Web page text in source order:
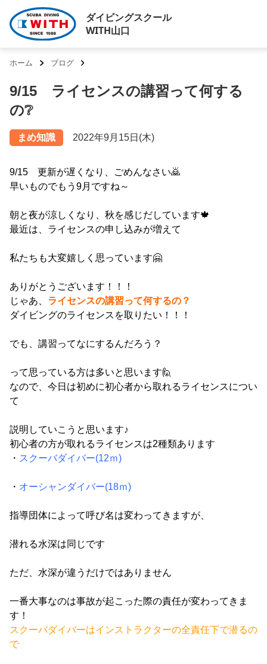
ダイビングスクール
WITH山口
ホーム ブログ
9/15 ライセンスの講習って何する
の❔
まめ知識 2022年9月15日(木)
9/15 更新が遅くなり、ごめんなさい🙇
早いものでもう9月ですね～
朝と夜が涼しくなり、秋を感じだしています🍁
最近は、ライセンスの申し込みが増えて
私たちも大変嬉しく思っています🤗
ありがとうございます！！！
じゃあ、 ライセンスの講習って何するの？
ダイビングのライセンスを取りたい！！！
でも、講習ってなにするんだろう？
って思っている方は多いと思います🙋
なので、今日は初めに初心者から取れるライセンスについ
て
説明していこうと思います♪
初心者の方が取れるライセンスは2種類あります
・ スクーバダイバー(12ｍ)
・ オーシャンダイバー(18ｍ)
指導団体によって呼び名は変わってきますが、
潜れる水深は同じです
ただ、水深が違うだけではありません
一番大事なのは事故が起こった際の責任が変わってきま
す！
スクーバダイバーはインストラクターの全責任下で潜るの
で